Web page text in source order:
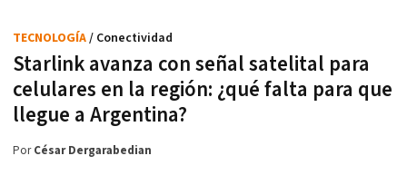
Starlink avanza con señal satelital para
celulares en la región: ¿qué falta para que
llegue a Argentina?
TECNOLOGÍA/ Conectividad
PorCésar Dergarabedian